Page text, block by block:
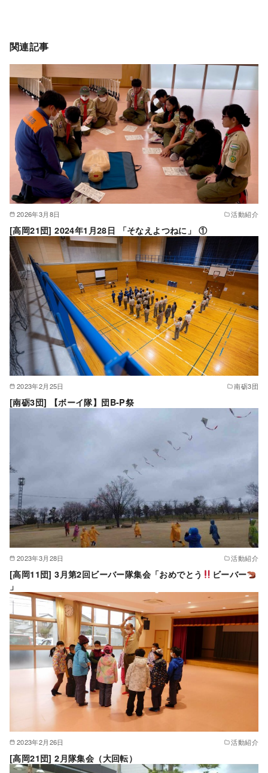
関連記事
2026年3月8日 活動紹介
[高岡21団] 2024年1月28日 「そなえよつねに」 ①
2023年2月25日 南砺3団
[南砺3団] 【ボーイ隊】団B-P祭
2023年3月28日 活動紹介
[高岡11団] 3月第2回ビーバー隊集会「おめでとう
ビーバー
」
2023年2月26日 活動紹介
[高岡21団] 2月隊集会（大回転）